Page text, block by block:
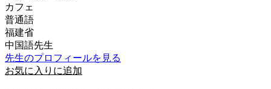
カフェ
普通語
福建省
中国語先生
先生のプロフィールを見る
お気に入りに追加